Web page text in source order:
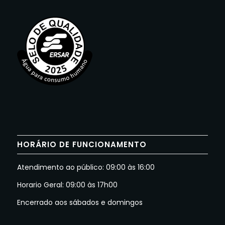
HORÁRIO DE FUNCIONAMENTO
Atendimento ao público: 09:00 às 16:00
Horario Geral: 09:00 às 17h00
Encerrado aos sábados e domingos